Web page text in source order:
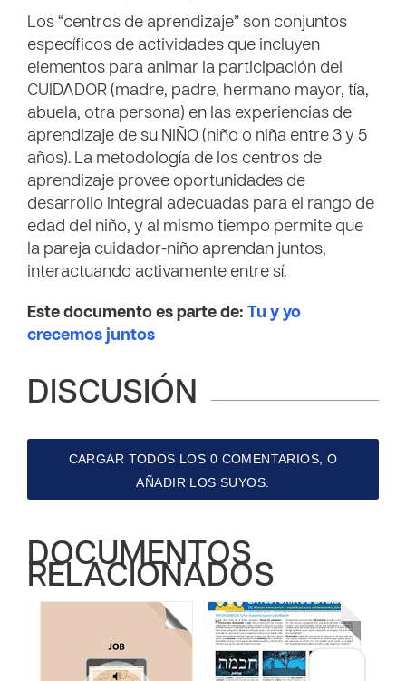
Los “centros de aprendizaje” son conjuntos
específicos de actividades que incluyen
elementos para animar la participación del
CUIDADOR (madre, padre, hermano mayor, tía,
abuela, otra persona) en las experiencias de
aprendizaje de su NIÑO (niño o niña entre 3 y 5
años). La metodología de los centros de
aprendizaje provee oportunidades de
desarrollo integral adecuadas para el rango de
edad del niño, y al mismo tiempo permite que
la pareja cuidador-niño aprendan juntos,
interactuando activamente entre sí.
Este documento es parte de: Tu y yo
crecemos juntos
DISCUSIÓN
CARGAR TODOS LOS 0 COMENTARIOS, O
AÑADIR LOS SUYOS.
DOCUMENTOS
RELACIONADOS